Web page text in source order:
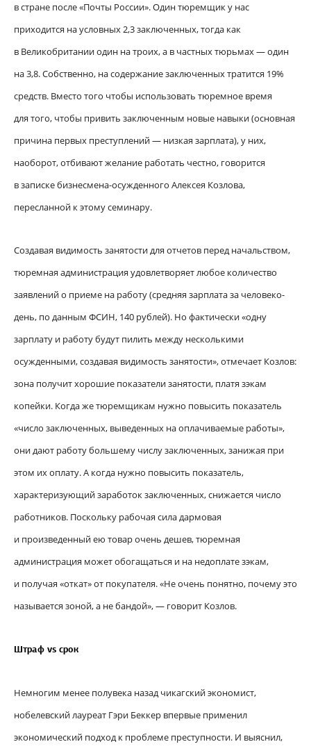
в стране после «Почты России». Один тюремщик у нас
приходится на условных 2,3 заключенных, тогда как
в Великобритании один на троих, а в частных тюрьмах — один
на 3,8. Собственно, на содержание заключенных тратится 19%
средств. Вместо того чтобы использовать тюремное время
для того, чтобы привить заключенным новые навыки (основная
причина первых преступлений — низкая зарплата), у них,
наоборот, отбивают желание работать честно, говорится
в записке бизнесмена-осужденного Алексея Козлова,
пересланной к этому семинару.
Создавая видимость занятости для отчетов перед начальством,
тюремная администрация удовлетворяет любое количество
заявлений о приеме на работу (средняя зарплата за человеко-
день, по данным ФСИН, 140 рублей). Но фактически «одну
зарплату и работу будут пилить между несколькими
осужденными, создавая видимость занятости», отмечает Козлов:
зона получит хорошие показатели занятости, платя зэкам
копейки. Когда же тюремщикам нужно повысить показатель
«число заключенных, выведенных на оплачиваемые работы»,
они дают работу большему числу заключенных, занижая при
этом их оплату. А когда нужно повысить показатель,
характеризующий заработок заключенных, снижается число
работников. Поскольку рабочая сила дармовая
и произведенный ею товар очень дешев, тюремная
администрация может обогащаться и на недоплате зэкам,
и получая «откат» от покупателя. «Не очень понятно, почему это
называется зоной, а не бандой», — говорит Козлов.
Штраф vs срок
Немногим менее полувека назад чикагский экономист,
нобелевский лауреат Гэри Беккер впервые применил
экономический подход к проблеме преступности. И выяснил,